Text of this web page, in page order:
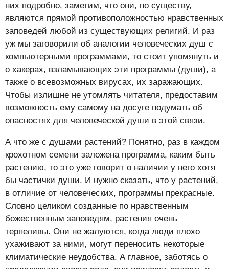
них подробно, заметим, что они, по существу,
являются прямой противоположностью нравственных
заповедей любой из существующих религий. И раз
уж мы заговорили об аналогии человеческих душ с
компьютерными программами, то стоит упомянуть и
о хакерах, взламывающих эти программы (души), а
также о всевозможных вирусах, их заражающих.
Чтобы излишне не утомлять читателя, предоставим
возможность ему самому на досуге подумать об
опасностях для человеческой души в этой связи.
А что же с душами растений? Понятно, раз в каждом
крохотном семени заложена программа, каким быть
растению, то это уже говорит о наличии у него хотя
бы частички души. И нужно сказать, что у растений,
в отличие от человеческих, программы прекрасные.
Словно целиком созданные по нравственным
божественным заповедям, растения очень
терпеливы. Они не жалуются, когда люди плохо
ухаживают за ними, могут переносить некоторые
климатические неудобства. А главное, заботясь о